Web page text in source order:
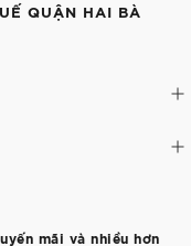
QUẬN HAI BÀ
mãi và nhiều hơn